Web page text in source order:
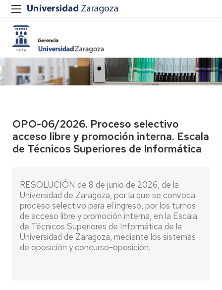
OPO-06/2026. Proceso selectivo
acceso libre y promoción interna. Escala
de Técnicos Superiores de Informática
RESOLUCIÓN de 8 de junio de 2026, de la
Universidad de Zaragoza, por la que se convoca
proceso selectivo para el ingreso, por los turnos
de acceso libre y promoción interna, en la Escala
de Técnicos Superiores de Informática de la
Universidad de Zaragoza, mediante los sistemas
de oposición y concurso-oposición.